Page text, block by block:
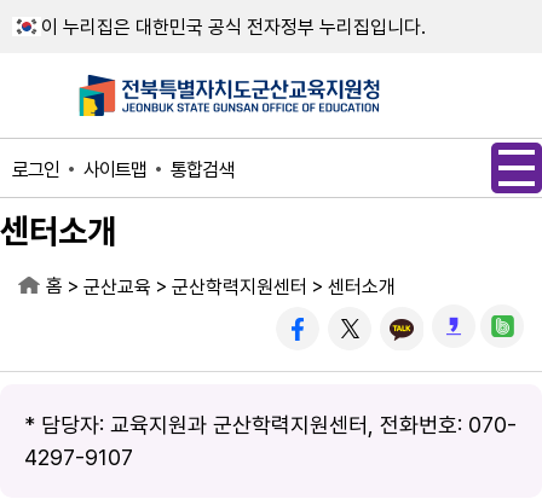
이 누리집은 대한민국 공식 전자정부 누리집입니다.
로그인 사이트맵 통합검색
센터소개
홈 > 군산교육 > 군산학력지원센터 > 센터소개
* 담당자: 교육지원과 군산학력지원센터, 전화번호: 070-
4297-9107